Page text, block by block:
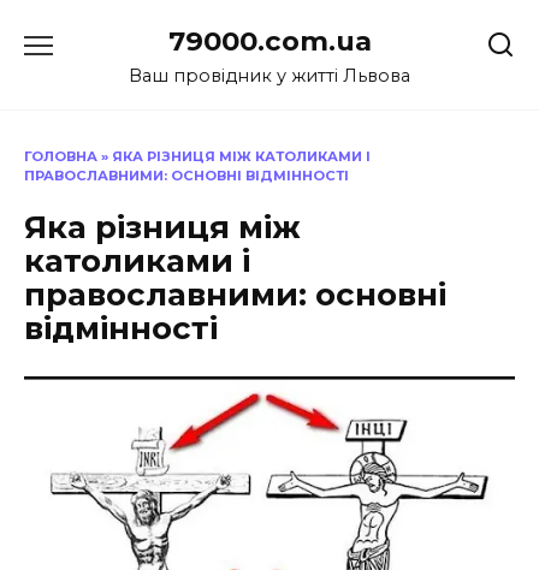
до
79000.com.ua
Ваш провідник у житті Львова
ГОЛОВНА » ЯКА РІЗНИЦЯ МІЖ КАТОЛИКАМИ І
ПРАВОСЛАВНИМИ: ОСНОВНІ ВІДМІННОСТІ
Яка різниця між
католиками і
православними: основні
відмінності